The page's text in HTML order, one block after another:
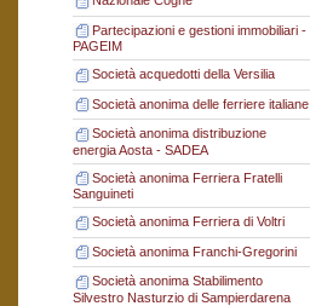
Partecipazioni e gestioni immobiliari -
PAGEIM
Società acquedotti della Versilia
Società anonima delle ferriere italiane
Società anonima distribuzione
energia Aosta - SADEA
Società anonima Ferriera Fratelli
Sanguineti
Società anonima Ferriera di Voltri
Società anonima Franchi-Gregorini
Società anonima Stabilimento
Silvestro Nasturzio di Sampierdarena